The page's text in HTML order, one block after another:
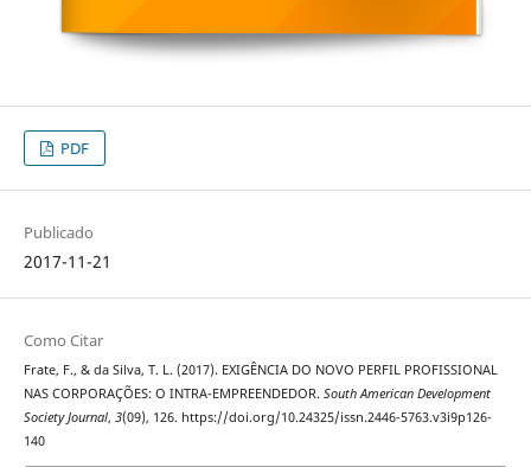
PDF
Publicado
2017-11-21
Como Citar
Frate, F., & da Silva, T. L. (2017). EXIGÊNCIA DO NOVO PERFIL PROFISSIONAL
NAS CORPORAÇÕES: O INTRA-EMPREENDEDOR. South American Development
Society Journal, 3(09), 126. https://doi.org/10.24325/issn.2446-5763.v3i9p126-
140